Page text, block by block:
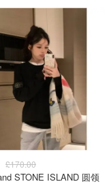
£170.00
STONE ISLAND 圆领